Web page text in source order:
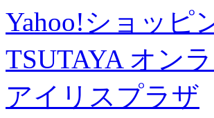
Yahoo!ショッピ
TSUTAYA オン
アイリスプラザ